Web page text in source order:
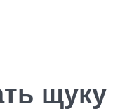
щуку